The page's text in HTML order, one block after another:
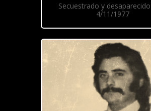
Secuestrado y
4/11/1977